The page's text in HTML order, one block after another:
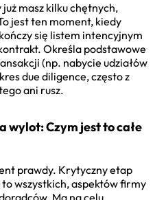
masz kilku chętnych,
jest ten moment, kiedy
się listem intencyjnym
Określa podstawowe
(np. nabycie udziałów
due diligence, często z
ani rusz.
wylot: Czym jest to całe
prawdy. Krytyczny etap
wszystkich, aspektów firmy